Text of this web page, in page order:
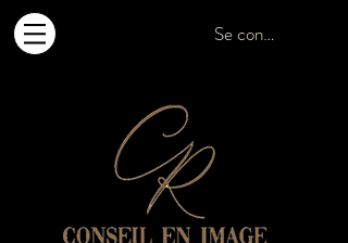
Se connecter